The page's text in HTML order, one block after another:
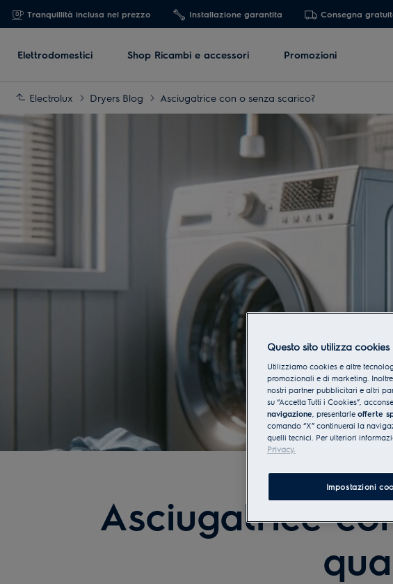
Tranquillità inclusa nel prezzo Installazione garantita Consegna
Elettrodomestici Shop Ricambi e accessori Promozioni
Electrolux Dryers Blog Asciugatrice con o senza scarico?
Asciugatrice
Questo sito utilizza
Utilizziamo cookies e altre
promozionali e di marketing.
nostri partner pubblicitari e altri
su “Accetta Tutti i Cookies”,
navigazione, presentarle offerte
comando “X” continuerai la
quelli tecnici. Per ulteriori
Privacy.
Impostazioni